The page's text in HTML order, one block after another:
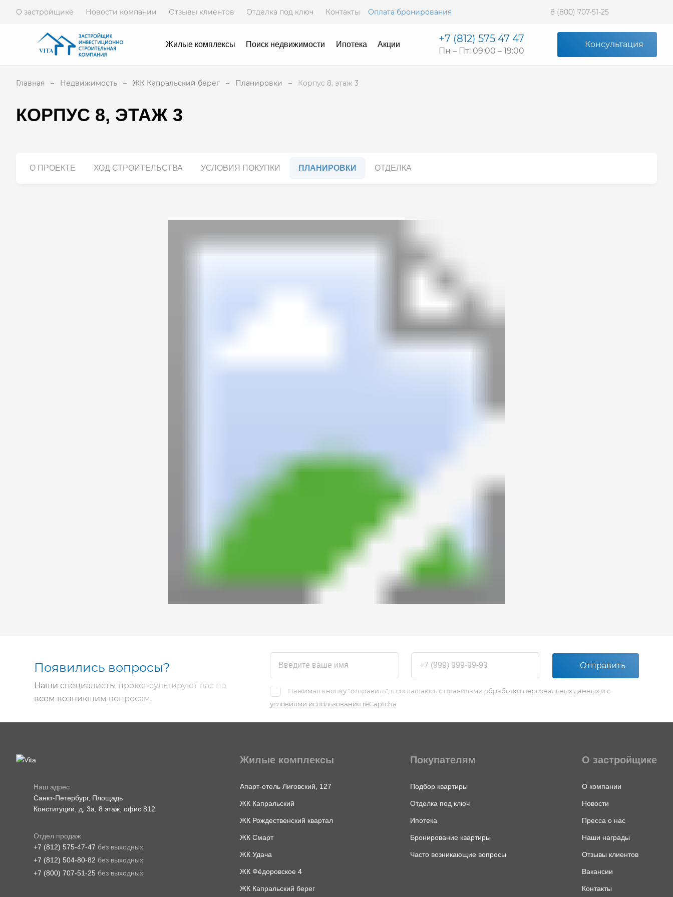
О застройщике Новости компании Отзывы клиентов Отделка под ключ Контакты Оплата бронирования 8 (800) 707-51-25
Жилые комплексы Поиск недвижимости Ипотека Акции +7 (812) 575 47 47
Пн – Пт: 09:00 – 19:00
Консультация
Главная Недвижимость ЖК Капральский берег Планировки Корпус 8, этаж 3
КОРПУС 8, ЭТАЖ 3
О ПРОЕКТЕ ХОД СТРОИТЕЛЬСТВА УСЛОВИЯ ПОКУПКИ ПЛАНИРОВКИ ОТДЕЛКА
Появились вопросы?
Наши специалисты проконсультируют вас по
всем возникшим вопросам.
Отправить
Нажимая кнопку "отправить", я соглашаюсь с правиламиобработки персональных данных и с
условиями использования reCaptcha
Наш адрес
Санкт-Петербург, Площадь
Конституции, д. 3а, 8 этаж, офис 812
Отдел продаж
+7 (812) 575-47-47 без выходных
+7 (812) 504-80-82 без выходных
+7 (800) 707-51-25 без выходных
Жилые комплексы
Апарт-отель Лиговский, 127
ЖК Капральский
ЖК Рождественский квартал
ЖК Смарт
ЖК Удача
ЖК Фёдоровское 4
ЖК Капральский берег
Покупателям
Подбор квартиры
Отделка под ключ
Ипотека
Бронирование квартиры
Часто возникающие вопросы
О застройщике
О компании
Новости
Пресса о нас
Наши награды
Отзывы клиентов
Вакансии
Контакты